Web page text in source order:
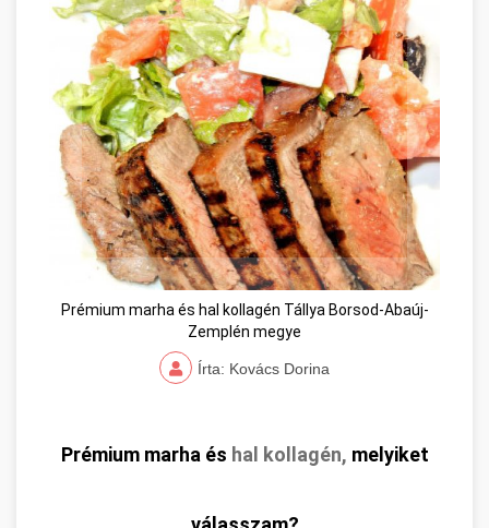
Prémium marha és hal kollagén Tállya Borsod-Abaúj-
Zemplén megye
Írta: Kovács Dorina
Prémium marha és hal kollagén, melyiket